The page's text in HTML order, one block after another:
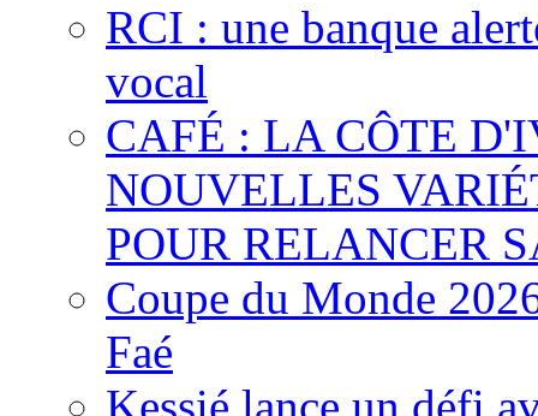
RCI : une banque
vocal
CAFÉ : LA CÔTE
NOUVELLES
POUR RELANCER
Coupe du Monde
Faé